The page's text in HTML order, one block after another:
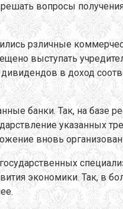
вопросы
рзличные
выступать
в доход
банки. Так, на базе
указанных
вновь
экономики. Так, в